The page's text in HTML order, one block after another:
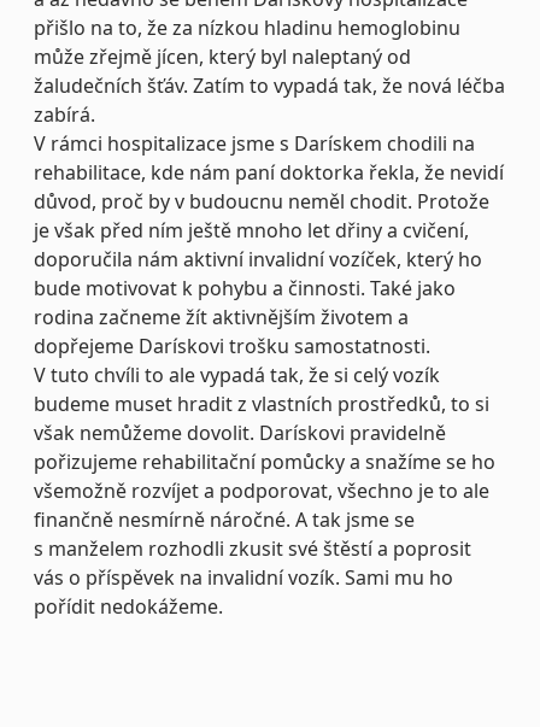
přišlo na to, že za nízkou hladinu hemoglobinu
může zřejmě jícen, který byl naleptaný od
žaludečních šťáv. Zatím to vypadá tak, že nová léčba
zabírá.
V rámci hospitalizace jsme s Darískem chodili na
rehabilitace, kde nám paní doktorka řekla, že nevidí
důvod, proč by v budoucnu neměl chodit. Protože
je však před ním ještě mnoho let dřiny a cvičení,
doporučila nám aktivní invalidní vozíček, který ho
bude motivovat k pohybu a činnosti. Také jako
rodina začneme žít aktivnějším životem a
dopřejeme Darískovi trošku samostatnosti.
V tuto chvíli to ale vypadá tak, že si celý vozík
budeme muset hradit z vlastních prostředků, to si
však nemůžeme dovolit. Darískovi pravidelně
pořizujeme rehabilitační pomůcky a snažíme se ho
všemožně rozvíjet a podporovat, všechno je to ale
finančně nesmírně náročné. A tak jsme se
s manželem rozhodli zkusit své štěstí a poprosit
vás o příspěvek na invalidní vozík. Sami mu ho
pořídit nedokážeme.